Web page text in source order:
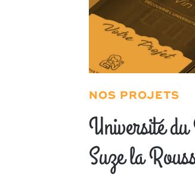
NOS PROJETS
Université
Suze la